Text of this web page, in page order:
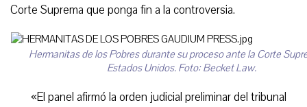
Corte Suprema que ponga fin a la controversia.
Hermanitas de los Pobres durante su proceso ante la Corte
Estados Unidos. Foto: Becket Law.
«El panel afirmó la orden judicial preliminar del tribunal